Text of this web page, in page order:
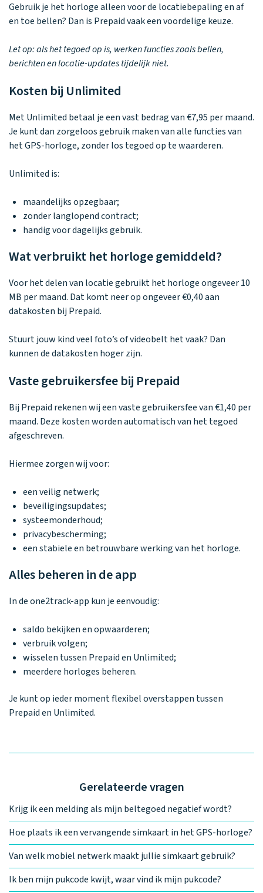
Gebruik je het horloge alleen voor de locatiebepaling en af
en toe bellen? Dan is Prepaid vaak een voordelige keuze.
Let op: als het tegoed op is, werken functies zoals bellen,
berichten en locatie-updates tijdelijk niet.
Kosten bij Unlimited
Met Unlimited betaal je een vast bedrag van €7,95 per maand.
Je kunt dan zorgeloos gebruik maken van alle functies van
het GPS-horloge, zonder los tegoed op te waarderen.
Unlimited is:
maandelijks opzegbaar;
zonder langlopend contract;
handig voor dagelijks gebruik.
Wat verbruikt het horloge gemiddeld?
Voor het delen van locatie gebruikt het horloge ongeveer 10
MB per maand. Dat komt neer op ongeveer €0,40 aan
datakosten bij Prepaid.
Stuurt jouw kind veel foto’s of videobelt het vaak? Dan
kunnen de datakosten hoger zijn.
Vaste gebruikersfee bij Prepaid
Bij Prepaid rekenen wij een vaste gebruikersfee van €1,40 per
maand. Deze kosten worden automatisch van het tegoed
afgeschreven.
Hiermee zorgen wij voor:
een veilig netwerk;
beveiligingsupdates;
systeemonderhoud;
privacybescherming;
een stabiele en betrouwbare werking van het horloge.
Alles beheren in de app
In de one2track-app kun je eenvoudig:
saldo bekijken en opwaarderen;
verbruik volgen;
wisselen tussen Prepaid en Unlimited;
meerdere horloges beheren.
Je kunt op ieder moment flexibel overstappen tussen
Prepaid en Unlimited.
Gerelateerde vragen
Krijg ik een melding als mijn beltegoed negatief wordt?
Hoe plaats ik een vervangende simkaart in het GPS-horloge?
Van welk mobiel netwerk maakt jullie simkaart gebruik?
Ik ben mijn pukcode kwijt, waar vind ik mijn pukcode?